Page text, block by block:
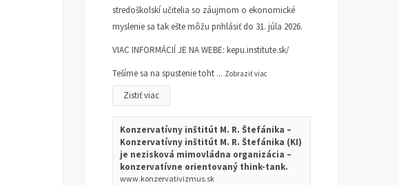
stredoškolskí učitelia so záujmom o ekonomické
myslenie sa tak ešte môžu prihlásiť do 31. júla 2026.
VIAC INFORMÁCIÍ JE NA WEBE: kepu.institute.sk/
Tešíme sa na spustenie toht ... Zobraziť viac
Zistiť viac
Konzervatívny inštitút M. R. Štefánika –
Konzervatívny inštitút M. R. Štefánika (KI)
je nezisková mimovládna organizácia –
konzervatívne orientovaný think-tank.
www.konzervativizmus.sk